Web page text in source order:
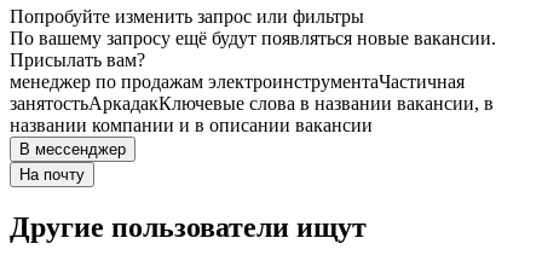
Попробуйте изменить запрос или фильтры
По вашему запросу ещё будут появляться новые вакансии.
Присылать вам?
менеджер по продажам электроинструментаЧастичная
занятостьАркадакКлючевые слова в названии вакансии, в
названии компании и в описании вакансии
В мессенджер
На почту
Другие пользователи ищут